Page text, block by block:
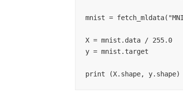
mnist =
X = mnist.data / 255.0
y = mnist.target
print (X.shape, y.shape)